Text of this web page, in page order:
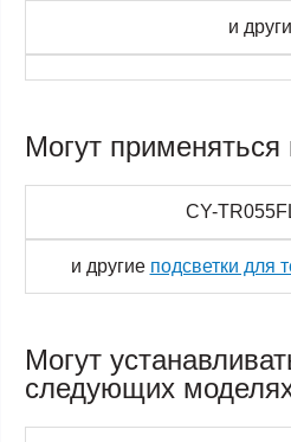
и
Могут применяться
CY-
и другие подсветки для
Могут
следующих